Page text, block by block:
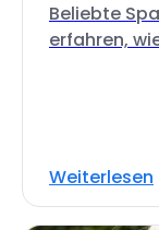
Beliebte
erfahren,
Weiterlesen